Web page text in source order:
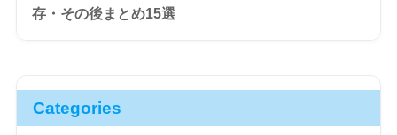
存・その後まとめ15選
Categories